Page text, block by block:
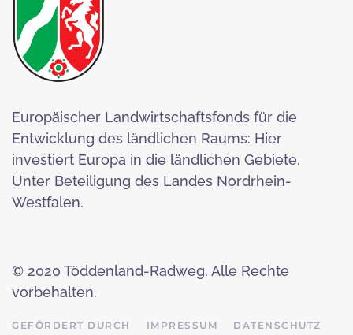
Europäischer Landwirtschaftsfonds für die
Entwicklung des ländlichen Raums: Hier
investiert Europa in die ländlichen Gebiete.
Unter Beteiligung des Landes Nordrhein-
Westfalen.
© 2020 Töddenland-Radweg. Alle Rechte
vorbehalten.
GEFÖRDERT DURCH IMPRESSUM DATENSCHUTZ